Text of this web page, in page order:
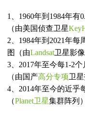
1、1960年到1984年有
（由美国侦查卫星
2、1984年到2021年每
图（由Landsat卫星影
3、2017年至今每1-2
（由国产高分专项卫星
4、2014年至今的近乎
（Planet卫星集群阵列